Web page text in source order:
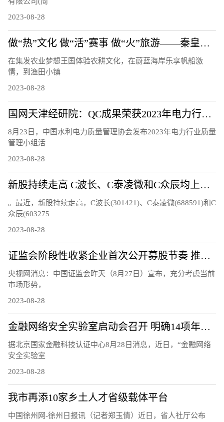
2023-08-28
做“热”文化 做“活”赛事 做“火”旅游——秦皇岛文体旅融合发展观察
在集发农业梦想王国体验农耕文化，在蔚蓝海岸乐享帆船激
情，到渔田小镇
2023-08-28
国网天津经研院：QC成果荣获2023年电力行业质量管理小组活动成果三等奖
8月23日，中国水利电力质量管理协会发布2023年电力行业质量
管理小组活
2023-08-28
新股持续走高 C波长、C泰凌微和C众辰均上涨超过20%
。最近，新股持续走高，C波长(301421)、C泰凌微(688591)和C
众辰(603275
2023-08-28
证监会阶段性收紧企业首次公开募股节奏 推动市场回暖
央视网消息：中国证监会昨天（8月27日）宣布，充分考虑当前
市场形势，
2023-08-28
金融网络安全实验室启动会召开 明确14项年度重点工作任务
据北京国家金融科技认证中心8月28日消息，近日，“金融网络
安全实验室
2023-08-28
我市再添10家乡土人才省级载体平台
中国徐州网-徐州日报讯（记者郑玉倩）近日，省人社厅公布